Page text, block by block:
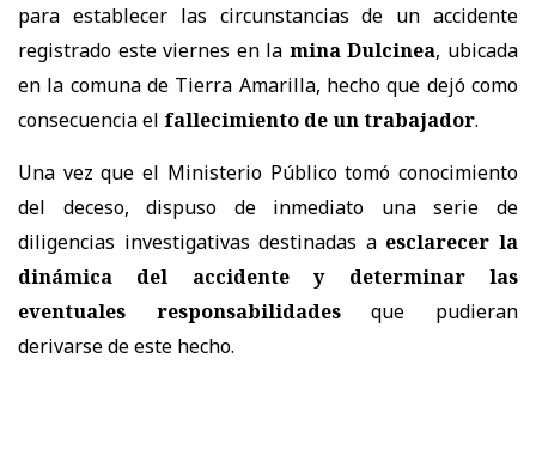
para establecer las circunstancias de un accidente
registrado este viernes en la mina Dulcinea, ubicada
en la comuna de Tierra Amarilla, hecho que dejó como
consecuencia el fallecimiento de un trabajador.
Una vez que el Ministerio Público tomó conocimiento
del deceso, dispuso de inmediato una serie de
diligencias investigativas destinadas a esclarecer la
dinámica del accidente
y determinar las
eventuales responsabilidadesque pudieran
derivarse de este hecho.